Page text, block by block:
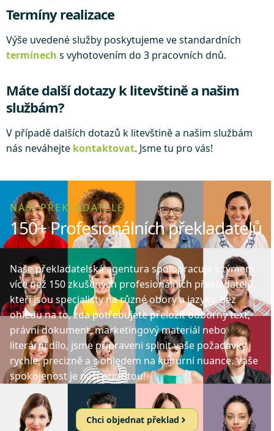
Termíny realizace
Výše uvedené služby poskytujeme ve standardních
termínech s vyhotovením do 3 pracovních dnů.
Máte další dotazy k litevštině a našim
službám?
V případě dalších dotazů k litevštině a našim službám
nás neváhejte kontaktovat. Jsme tu pro vás!
NAŠI PŘEKLADATELÉ
150+ Profesionálních překladatelů
Naše překladatelská agentura spolupracuje s týmem
více než 150 zkušených profesionálních překladatelů,
kteří jsou specialisty na různé obory a jazyky. Bez
ohledu na to, zda potřebujete přeložit odborný text,
právní dokument, marketingový materiál nebo
literární dílo, jsme připraveni splnit vaše požadavky
rychle, precizně a s ohledem na kulturní nuance. Vaše
spokojenost je naší prioritou!
Chci objednat překlad